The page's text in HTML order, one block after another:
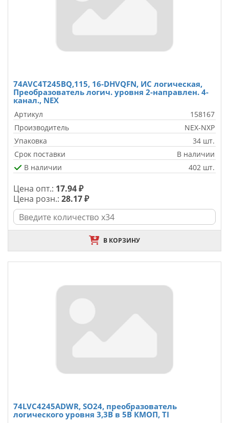
74AVC4T245BQ,115, 16-DHVQFN, ИС логическая,
Преобразователь логич. уровня 2-направлен. 4-
канал., NEX
Артикул
158167
Производитель
NEX-NXP
Упаковка
34 шт.
Срок поставки
В наличии
В наличии
402 шт.
Цена опт.: 17.94 ₽
Цена розн.: 28.17 ₽
В КОРЗИНУ
74LVC4245ADWR, SO24, преобразователь
логического уровня 3,3В в 5В КМОП, TI